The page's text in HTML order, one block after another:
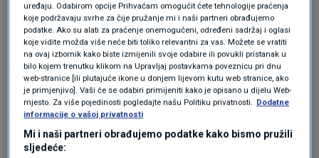
SVIJET|24. tra.
Potresna ispovijest Sirijca koji se
nakon 47 godina vratio u domovinu:
Ničeg više nema, razgovarao sam s
mrtvima
SVIJET|27. velj.
Kao bivši šef sigurnosti u južnom gradu Daraa,
Nadžib je optužen za zločine protiv sirijskog
uređaju. Odabirom opcije Prihvaćam omogućit ćete tehnologije praćenja
koje podržavaju svrhe za čije pružanje mi i naši partneri obrađujemo
podatke. Ako su alati za praćenje onemogućeni, određeni sadržaj i oglasi
koje vidite možda više neće biti toliko relevantni za vas. Možete se vratiti
na ovaj izbornik kako biste izmijenili svoje odabire ili povukli pristanak u
bilo kojem trenutku klikom na Upravljaj postavkama poveznicu pri dnu
web-stranice [ili plutajuće ikone u donjem lijevom kutu web stranice, ako
je primjenjivo]. Vaši će se odabiri primijeniti kako je opisano u dijelu Web-
mjesto. Za više pojedinosti pogledajte našu Politiku privatnosti. Dodatne
informacije o vašoj privatnosti
Mi i naši partneri obrađujemo podatke kako bismo pružili
sljedeće: